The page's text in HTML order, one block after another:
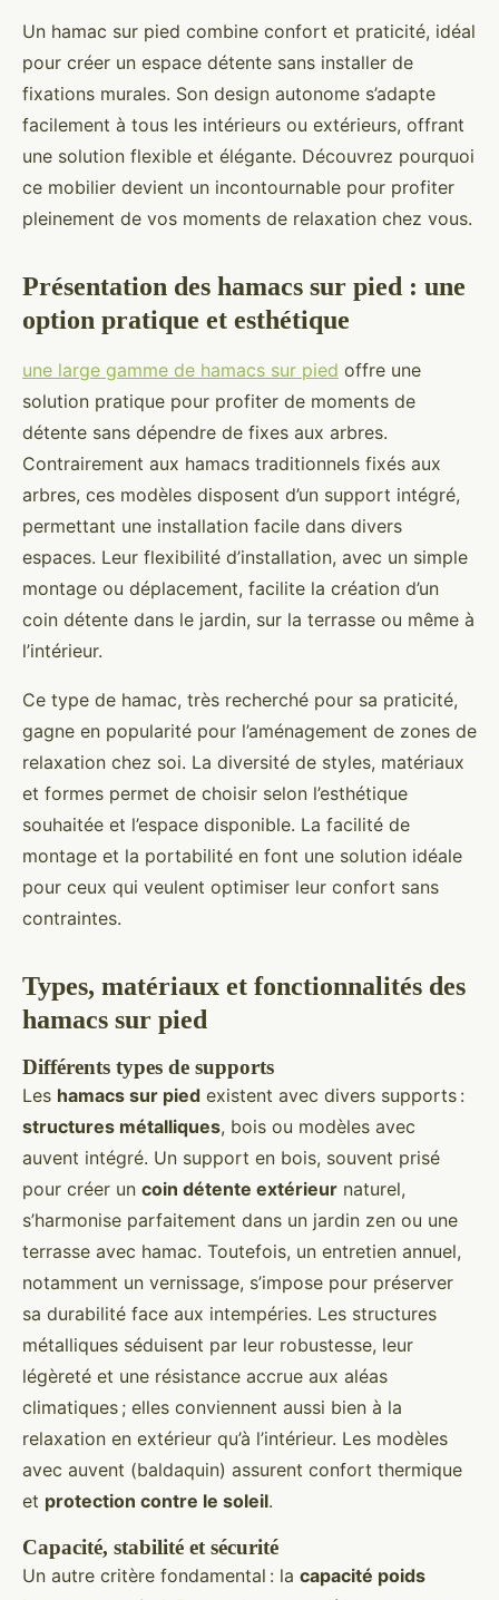
Hamacs sur pied : le choix
parfait pour un coin détente
chez vous
Ismaël•21 octobre 2025• 6 min de lecture
Un hamac sur pied combine confort et praticité, idéal
pour créer un espace détente sans installer de
fixations murales. Son design autonome s’adapte
facilement à tous les intérieurs ou extérieurs, offrant
une solution flexible et élégante. Découvrez pourquoi
ce mobilier devient un incontournable pour profiter
pleinement de vos moments de relaxation chez vous.
Présentation des hamacs sur pied : une
option pratique et esthétique
une large gamme de hamacs sur pied offre une
solution pratique pour profiter de moments de
détente sans dépendre de fixes aux arbres.
Contrairement aux hamacs traditionnels fixés aux
arbres, ces modèles disposent d’un support intégré,
permettant une installation facile dans divers
espaces. Leur flexibilité d’installation, avec un simple
montage ou déplacement, facilite la création d’un
coin détente dans le jardin, sur la terrasse ou même à
l’intérieur.
Ce type de hamac, très recherché pour sa praticité,
gagne en popularité pour l’aménagement de zones de
relaxation chez soi. La diversité de styles, matériaux
et formes permet de choisir selon l’esthétique
souhaitée et l’espace disponible. La facilité de
montage et la portabilité en font une solution idéale
pour ceux qui veulent optimiser leur confort sans
contraintes.
Types, matériaux et fonctionnalités des
hamacs sur pied
Différents types de supports
Les hamacs sur pied existent avec divers supports :
structures métalliques, bois ou modèles avec
auvent intégré. Un support en bois, souvent prisé
pour créer un coin détente extérieur naturel,
s’harmonise parfaitement dans un jardin zen ou une
terrasse avec hamac. Toutefois, un entretien annuel,
notamment un vernissage, s’impose pour préserver
sa durabilité face aux intempéries. Les structures
métalliques séduisent par leur robustesse, leur
légèreté et une résistance accrue aux aléas
climatiques ; elles conviennent aussi bien à la
relaxation en extérieur qu’à l’intérieur. Les modèles
avec auvent (baldaquin) assurent confort thermique
et protection contre le soleil.
Capacité, stabilité et sécurité
Un autre critère fondamental : la capacité poids